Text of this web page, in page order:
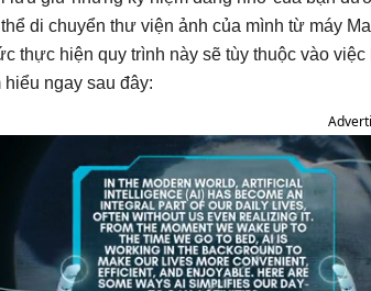
di chuyển thư viện ảnh của mình từ máy
thực hiện quy trình này sẽ tùy thuộc vào
ngay sau đây: